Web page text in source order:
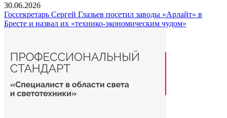
30.06.2026
Госсекретарь Сергей Глазьев посетил заводы «Арлайт» в
Бресте и назвал их «технико-экономическим чудом»